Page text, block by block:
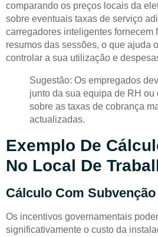
comparando os preços locais da
sobre eventuais taxas de serviço
carregadores inteligentes fornecem
resumos das sessões, o que ajuda
controlar a sua utilização e
Sugestão: Os empregados
junto da sua equipa de RH ou
sobre as taxas de cobrança
actualizadas.
Exemplo De
No Local De
Cálculo Com Subvenção
Os incentivos governamentais
significativamente o custo da